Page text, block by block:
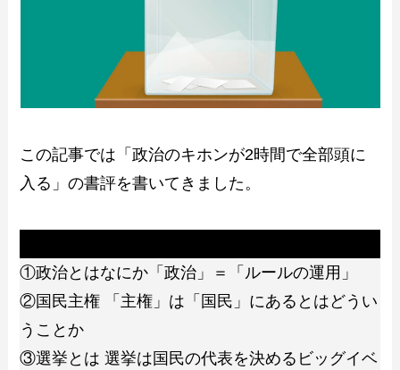
この記事では「政治のキホンが2時間で全部頭に
入る」の書評を書いてきました。
①政治とはなにか「政治」＝「ルールの運用」
②国民主権 「主権」は「国民」にあるとはどうい
うことか
③選挙とは 選挙は国民の代表を決めるビッグイベ